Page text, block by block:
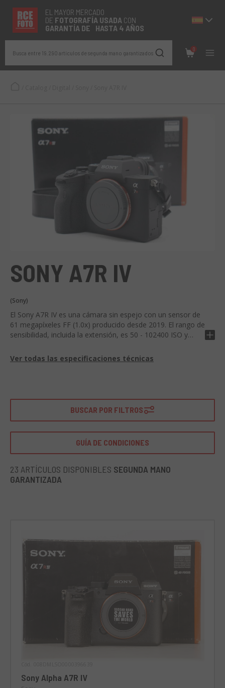
EL MAYOR MERCADO
DE FOTOGRAFÍA USADA CON
GARANTÍA DE HASTA 4 AÑOS
Busca entre 19.290 artículos de segunda mano garantizados
0
SONY A7R IV
(Sony)
El Sony A7R IV es una cámara sin espejo con un sensor de
61 megapíxeles FF (1.0x) producido desde 2019. El rango de
sensibilidad, incluida la extensión, es 50 - 102400 ISO y
Ver todas las especificaciones técnicas
BUSCAR POR FILTROS
GUÍA DE CONDICIONES
23 ARTÍCULOS DISPONIBLES SEGUNDA MANO
GARANTIZADA
Sony Alpha A7R IV